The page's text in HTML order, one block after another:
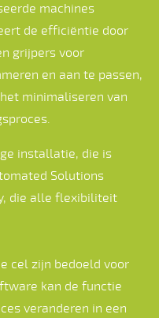
machines
de efficiëntie door
grijpers voor
en aan te passen,
minimaliseren van
installatie, die is
Solutions
die alle flexibiliteit
cel zijn bedoeld voor
kan de functie
veranderen in een